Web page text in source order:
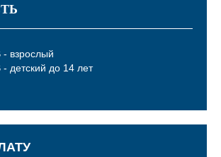
- взрослый
детский до 14 лет